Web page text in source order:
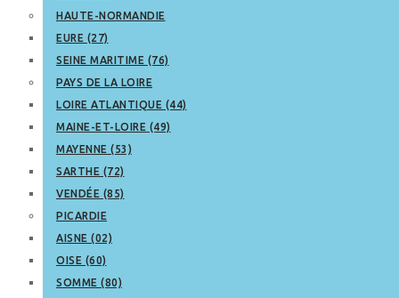
HAUTE-NORMANDIE
EURE (27)
SEINE MARITIME (76)
PAYS DE LA LOIRE
LOIRE ATLANTIQUE (44)
MAINE-ET-LOIRE (49)
MAYENNE (53)
SARTHE (72)
VENDÉE (85)
PICARDIE
AISNE (02)
OISE (60)
SOMME (80)